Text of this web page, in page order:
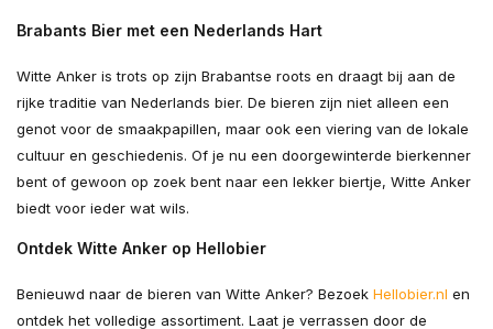
Brabants Bier met een Nederlands Hart
Witte Anker is trots op zijn Brabantse roots en draagt bij aan de
rijke traditie van Nederlands bier. De bieren zijn niet alleen een
genot voor de smaakpapillen, maar ook een viering van de lokale
cultuur en geschiedenis. Of je nu een doorgewinterde bierkenner
bent of gewoon op zoek bent naar een lekker biertje, Witte Anker
biedt voor ieder wat wils.
Ontdek Witte Anker op Hellobier
Benieuwd naar de bieren van Witte Anker? Bezoek Hellobier.nl en
ontdek het volledige assortiment. Laat je verrassen door de